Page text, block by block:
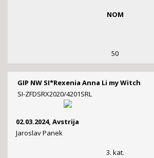
NOM
50
GIP NW SI*Rexenia Anna Li my Witch
SI-ZFDSRX2020/4201SRL
02.03.2024, Avstrija
Jaroslav Panek
3. kat.